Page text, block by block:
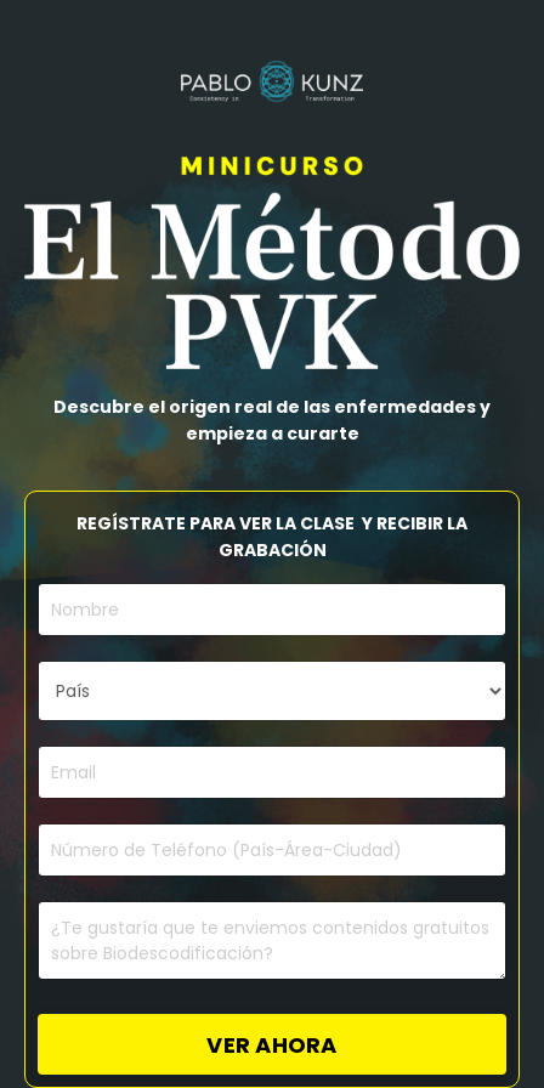
Descubre el origen real de las enfermedades y
empieza a curarte
REGÍSTRATE PARA VER LA CLASE Y RECIBIR LA
GRABACIÓN
VER AHORA